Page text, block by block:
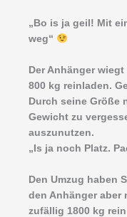
„Bo is ja geil! Mit
weg“
Der Anhänger
800 kg reinladen.
Durch seine Größe
Gewicht zu
auszunutzen.
„Is ja noch Platz.
Den Umzug haben
den Anhänger aber
zufällig 1800 kg